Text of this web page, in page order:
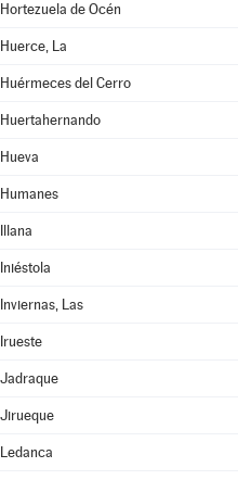
Hortezuela de Océn
Huerce, La
Huérmeces del Cerro
Huertahernando
Hueva
Humanes
Illana
Iniéstola
Inviernas, Las
Irueste
Jadraque
Jirueque
Ledanca